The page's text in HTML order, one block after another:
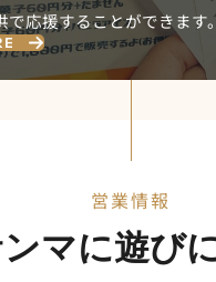
で応援することができます
営業情報
マに遊び